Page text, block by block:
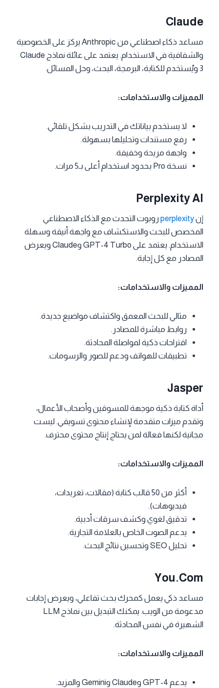
Claude
مساعد ذكاء اصطناعي من Anthropic يركز على الخصوصية
والشفافية في الاستخدام. يعتمد على عائلة نماذج Claude
3 ويُستخدم للكتابة، البرمجة، البحث، وحل المسائل.
المميزات والاستخدامات:
لا يستخدم بياناتك في التدريب بشكل تلقائي.
رفع مستندات وتحليلها بسهولة.
واجهة مريحة وخفيفة.
نسخة Pro بحدود استخدام أعلى بـ5 مرات.
Perplexity AI
إنperplexityروبوت التحدث مع الذكاء الاصطناعي
المخصص للبحث والاستكشاف مع واجهة أنيقة وسهلة
الاستخدام. يعتمد على GPT-4 Turbo وClaude ويعرض
المصادر مع كل إجابة.
المميزات والاستخدامات:
مثالي للبحث المعمق واكتشاف مواضيع جديدة.
روابط مباشرة للمصادر.
اقتراحات ذكية لمواصلة المحادثة.
تطبيقات للهواتف ودعم للصور والرسومات.
Jasper
أداة كتابة ذكية موجهة للمسوقين وأصحاب الأعمال،
وتقدم ميزات متقدمة لإنشاء محتوى تسويقي. ليست
مجانية لكنها فعالة لمن يحتاج إنتاج محتوى محترف.
المميزات والاستخدامات:
أكثر من 50 قالب كتابة (مقالات، تغريدات،
فيديوهات).
تدقيق لغوي وكشف سرقات أدبية.
يدعم الصوت الخاص بالعلامة التجارية.
تحليل SEO وتحسين نتائج البحث.
You.com
مساعد ذكي يعمل كمحرك بحث تفاعلي، ويعرض إجابات
مدعومة من الويب. يمكنك التبديل بين نماذج LLM
الشهيرة في نفس المحادثة.
المميزات والاستخدامات:
يدعم GPT-4 وClaude وGemini والمزيد.